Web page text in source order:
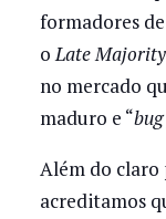
formadores
oLate Majority
no mercado
maduro e “
Além do
acreditamos